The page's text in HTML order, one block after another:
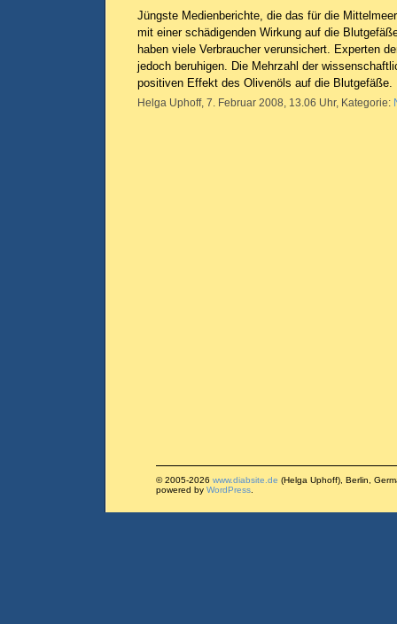
Jüngste Medienberichte, die das für die
mit einer schädigenden Wirkung auf die
haben viele Verbraucher verunsichert. Experten
jedoch beruhigen. Die Mehrzahl der
positiven Effekt des Olivenöls auf die Blutgefäße.
Helga Uphoff, 7. Februar 2008, 13.06 Uhr, Kategorie:
© 2005-2026 www.diabsite.de (Helga Uphoff), Berlin,
powered by WordPress.